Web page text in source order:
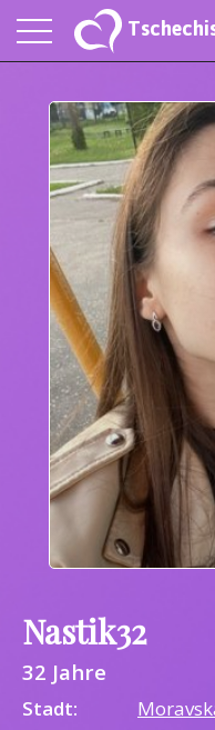
Nastik32
32 Jahre
Stadt: